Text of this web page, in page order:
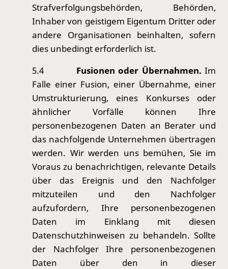
Strafverfolgungsbehörden, Behörden,
Inhaber von geistigem Eigentum Dritter oder
andere Organisationen beinhalten, sofern
dies unbedingt erforderlich ist.
5.4 Fusionen oder Übernahmen.Im
Falle einer Fusion, einer Übernahme, einer
Umstrukturierung, eines Konkurses oder
ähnlicher Vorfälle können Ihre
personenbezogenen Daten an Berater und
das nachfolgende Unternehmen übertragen
werden. Wir werden uns bemühen, Sie im
Voraus zu benachrichtigen, relevante Details
über das Ereignis und den Nachfolger
mitzuteilen und den Nachfolger
aufzufordern, Ihre personenbezogenen
Daten im Einklang mit diesen
Datenschutzhinweisen zu behandeln. Sollte
der Nachfolger Ihre personenbezogenen
Daten über den in dieser